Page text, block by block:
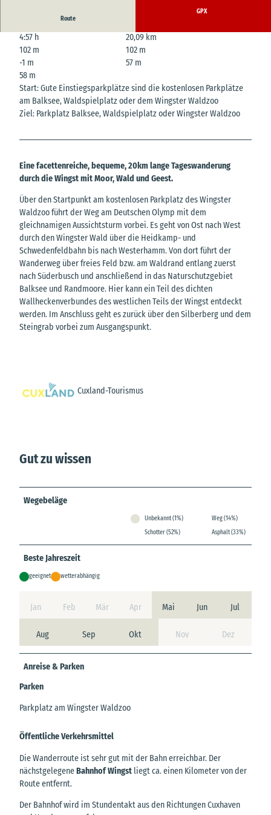
Route
GPX
4:57 h
20,09 km
102 m
102 m
-1 m
57 m
58 m
Start: Gute Einstiegsparkplätze sind die kostenlosen Parkplätze
am Balksee, Waldspielplatz oder dem Wingster Waldzoo
Ziel: Parkplatz Balksee, Waldspielplatz oder Wingster Waldzoo
Eine facettenreiche, bequeme, 20km lange Tageswanderung
durch die Wingst mit Moor, Wald und Geest.
Über den Startpunkt am kostenlosen Parkplatz des Wingster
Waldzoo führt der Weg am Deutschen Olymp mit dem
gleichnamigen Aussichtsturm vorbei. Es geht von Ost nach West
durch den Wingster Wald über die Heidkamp- und
Schwedenfeldbahn bis nach Westerhamm. Von dort führt der
Wanderweg über freies Feld bzw. am Waldrand entlang zuerst
nach Süderbusch und anschließend in das Naturschutzgebiet
Balksee und Randmoore. Hier kann ein Teil des dichten
Wallheckenverbundes des westlichen Teils der Wingst entdeckt
werden. Im Anschluss geht es zurück über den Silberberg und dem
Steingrab vorbei zum Ausgangspunkt.
Cuxland-Tourismus
Gut zu wissen
Wegebeläge
Unbekannt (1%)
Weg (14%)
Schotter (52%)
Asphalt (33%)
Beste Jahreszeit
geeignet wetterabhängig
Jan Feb Mär Apr Mai Jun Jul
Aug Sep Okt Nov Dez
Anreise & Parken
Parken
Parkplatz am Wingster Waldzoo
Öffentliche Verkehrsmittel
Die Wanderroute ist sehr gut mit der Bahn erreichbar. Der
nächstgelegeneBahnhof Wingst liegt ca. einen Kilometer von der
Route entfernt.
Der Bahnhof wird im Stundentakt aus den Richtungen Cuxhaven